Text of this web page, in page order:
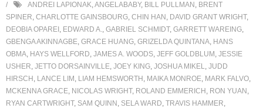
ANDREI LAPIONAK,ANGELABABY, BILL PULLMAN , BRENT
SPINER, CHARLOTTE GAINSBOURG, CHIN HAN , DAVID GRANT WRIGHT,
DEOBIA OPAREI , EDWARD A., GABRIEL SCHMIDT, GARRETT WAREING,
GBENGA AKINNAGBE, GRACE HUANG, GRIZELDA QUINTANA, HANS
OBMA, HAYS WELLFORD, JAMES A. WOODS, JEFF GOLDBLUM , JESSIE
USHER, JETTO DORSAINVILLE, JOEY KING, JOSHUA MIKEL, JUDD
HIRSCH , LANCE LIM , LIAM HEMSWORTH , MAIKA MONROE, MARK FALVO,
MCKENNA GRACE, NICOLAS WRIGHT, ROLAND EMMERICH , RON YUAN ,
RYAN CARTWRIGHT, SAM QUINN , SELA WARD, TRAVIS HAMMER,